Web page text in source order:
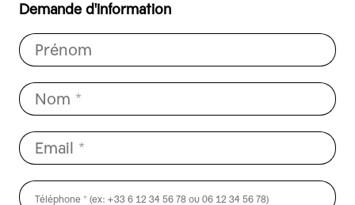
Demande d'information